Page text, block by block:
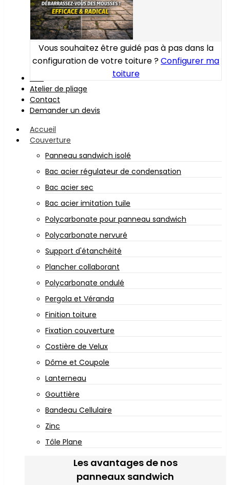
Vous souhaitez être guidé pas à pas dans la
configuration de votre toiture ?Configurer ma
toiture
Atelier de pliage
Contact
Demander un devis
Accueil
Couverture
Panneau sandwich isolé
Bac acier régulateur de condensation
Bac acier sec
Bac acier imitation tuile
Polycarbonate pour panneau sandwich
Polycarbonate nervuré
Support d'étanchéité
Plancher collaborant
Polycarbonate ondulé
Pergola et Véranda
Finition toiture
Fixation couverture
Costière de Velux
Dôme et Coupole
Lanterneau
Gouttière
Bandeau Cellulaire
Zinc
Tôle Plane
Les avantages de nos
panneaux sandwich